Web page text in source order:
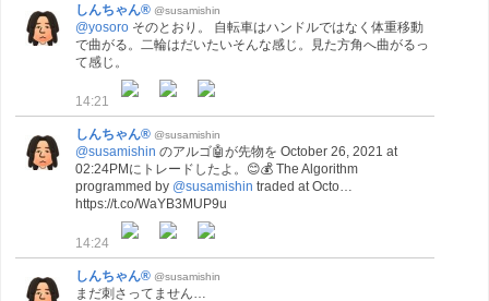
しんちゃん® @susamishin
@yosoro そのとおり。 自転車はハンドルではなく体重移動
で曲がる。二輪はだいたいそんな感じ。見た方角へ曲がるっ
て感じ。
14:21
しんちゃん® @susamishin
@susamishin のアルゴ🤖が先物を October 26, 2021 at
02:24PMにトレードしたよ。😊💰 The Algorithm
programmed by @susamishin traded at Octo…
https://t.co/WaYB3MUP9u
14:24
しんちゃん® @susamishin
まだ刺さってません…